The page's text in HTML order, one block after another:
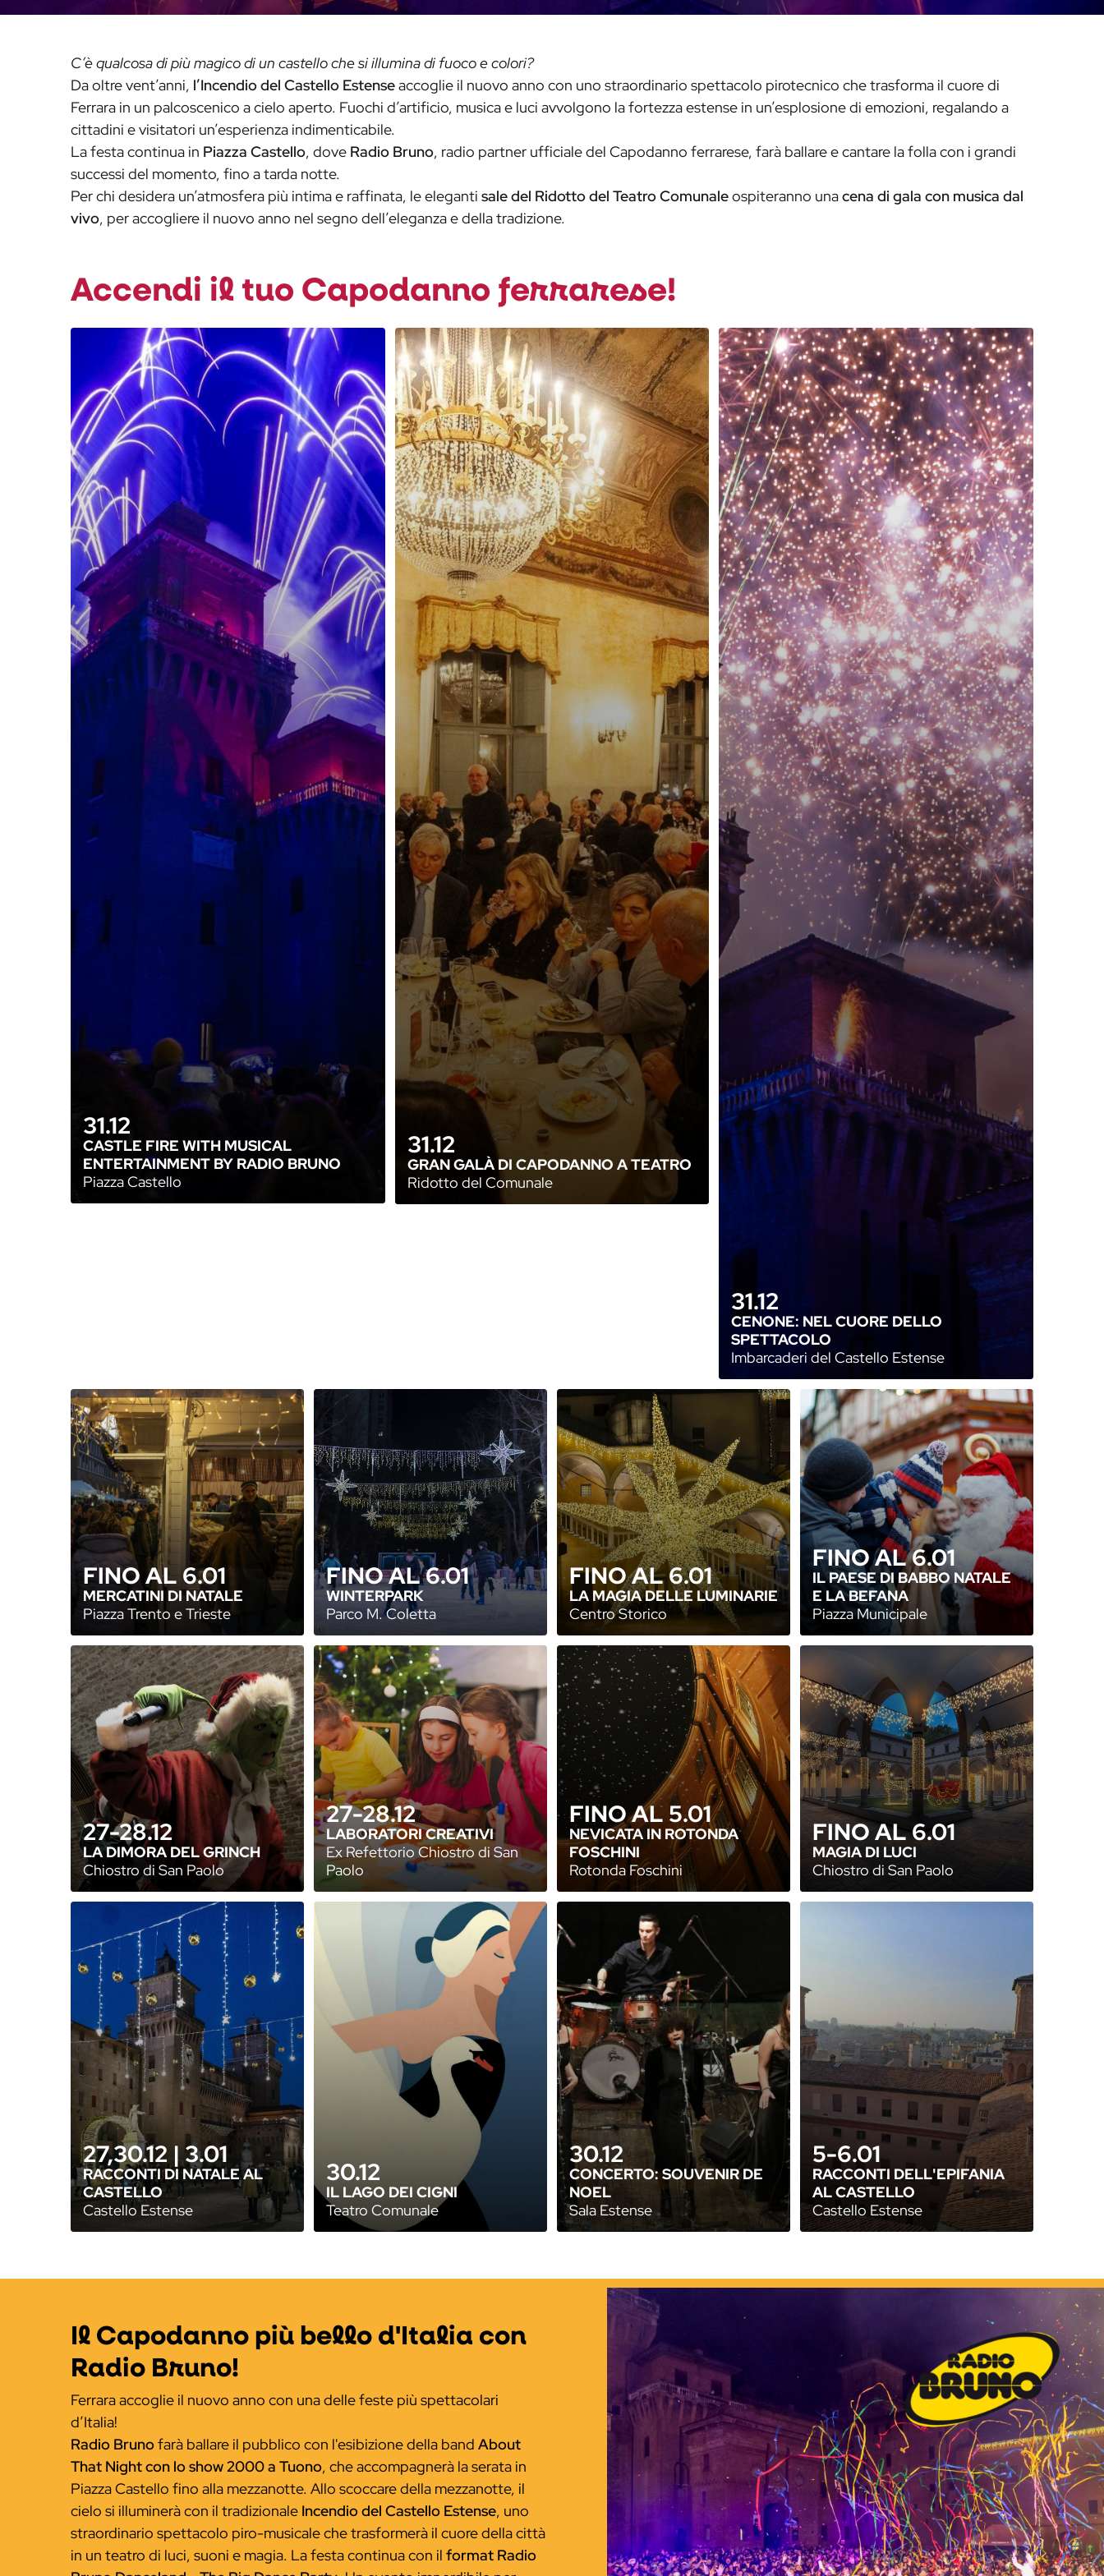
C’è qualcosa di più magico di un castello che si illumina di fuoco e colori?
Da oltre vent’anni, l’Incendio del Castello Estenseaccoglie il nuovo anno con uno straordinario spettacolo pirotecnico che trasforma il cuore di
Ferrara in un palcoscenico a cielo aperto. Fuochi d’artificio, musica e luci avvolgono la fortezza estense in un’esplosione di emozioni, regalando a
cittadini e visitatori un’esperienza indimenticabile.
La festa continua in Piazza Castello, dove Radio Bruno, radio partner ufficiale del Capodanno ferrarese, farà ballare e cantare la folla con i grandi
successi del momento, fino a tarda notte.
Per chi desidera un’atmosfera più intima e raffinata, le eleganti sale del Ridotto del Teatro Comunaleospiteranno unacena di gala con musica dal
vivo, per accogliere il nuovo anno nel segno dell’eleganza e della tradizione.
Accendi il tuo Capodanno ferrarese!
31.12
CASTLE FIRE WITH MUSICAL
ENTERTAINMENT BY RADIO BRUNO
Piazza Castello
31.12
GRAN GALÀ DI CAPODANNO A TEATRO
Ridotto del Comunale
31.12
CENONE: NEL CUORE DELLO
SPETTACOLO
Imbarcaderi del Castello Estense
FINO AL 6.01
MERCATINI DI NATALE
Piazza Trento e Trieste
FINO AL 6.01
WINTERPARK
Parco M. Coletta
FINO AL 6.01
LA MAGIA DELLE LUMINARIE
Centro Storico
FINO AL 6.01
IL PAESE DI BABBO NATALE
E LA BEFANA
Piazza Municipale
27-28.12
LA DIMORA DEL GRINCH
Chiostro di San Paolo
27-28.12
LABORATORI CREATIVI
Ex Refettorio Chiostro di San
Paolo
FINO AL 5.01
NEVICATA IN ROTONDA
FOSCHINI
Rotonda Foschini
FINO AL 6.01
MAGIA DI LUCI
Chiostro di San Paolo
27,30.12 | 3.01
RACCONTI DI NATALE AL
CASTELLO
Castello Estense
30.12
IL LAGO DEI CIGNI
Teatro Comunale
30.12
CONCERTO: SOUVENIR DE
NOEL
Sala Estense
5-6.01
RACCONTI DELL'EPIFANIA
AL CASTELLO
Castello Estense
Il Capodanno più bello d'Italia con
Radio Bruno!
Ferrara accoglie il nuovo anno con una delle feste più spettacolari
d’Italia!
Radio Brunofarà ballare il pubblico con l'esibizione della band About
That Night con lo show 2000 a Tuono, che accompagnerà la serata in
Piazza Castello fino alla mezzanotte. Allo scoccare della mezzanotte, il
cielo si illuminerà con il tradizionale Incendio del Castello Estense, uno
straordinario spettacolo piro-musicale che trasformerà il cuore della città
in un teatro di luci, suoni e magia. La festa continua con il format Radio